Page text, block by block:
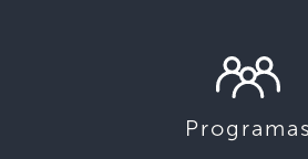
Programas